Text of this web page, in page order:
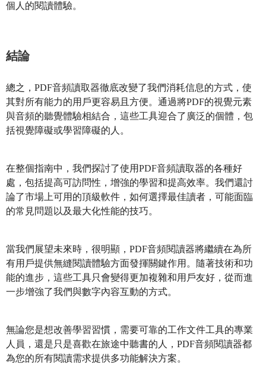
個人的閱讀體驗。
結論
總之，PDF音頻讀取器徹底改變了我們消耗信息的方式，使
其對所有能力的用戶更容易且方便。通過將PDF的視覺元素
與音頻的聽覺體驗相結合，這些工具迎合了廣泛的個體，包
括視覺障礙或學習障礙的人。
在整個指南中，我們探討了使用PDF音頻讀取器的各種好
處，包括提高可訪問性，增強的學習和提高效率。我們還討
論了市場上可用的頂級軟件，如何選擇最佳讀者，可能面臨
的常見問題以及最大化性能的技巧。
當我們展望未來時，很明顯，PDF音頻閱讀器將繼續在為所
有用戶提供無縫閱讀體驗方面發揮關鍵作用。隨著技術和功
能的進步，這些工具只會變得更加複雜和用戶友好，從而進
一步增強了我們與數字內容互動的方式。
無論您是想改善學習習慣，需要可靠的工作文件工具的專業
人員，還是只是喜歡在旅途中聽書的人，PDF音頻閱讀器都
為您的所有閱讀需求提供多功能解決方案。